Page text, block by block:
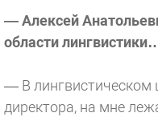
— Алексей
области
— В лингвистическом
директора, на мне